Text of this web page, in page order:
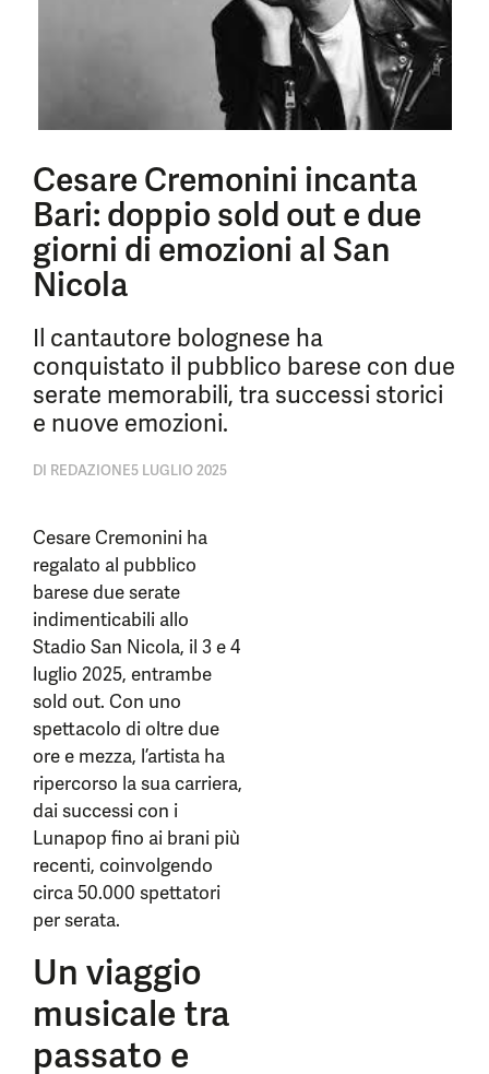
Cesare Cremonini incanta
Bari: doppio sold out e due
giorni di emozioni al San
Nicola
Il cantautore bolognese ha
conquistato il pubblico barese con due
serate memorabili, tra successi storici
e nuove emozioni.
DI REDAZIONE5 LUGLIO 2025
Cesare Cremonini ha
regalato al pubblico
barese due serate
indimenticabili allo
Stadio San Nicola, il 3 e 4
luglio 2025, entrambe
sold out. Con uno
spettacolo di oltre due
ore e mezza, l’artista ha
ripercorso la sua carriera,
dai successi con i
Lunapop fino ai brani più
recenti, coinvolgendo
circa 50.000 spettatori
per serata.
Un viaggio
musicale tra
passato e